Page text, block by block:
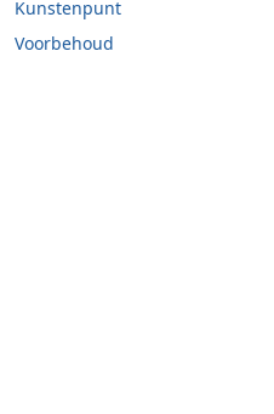
Kunstenpunt
Voorbehoud